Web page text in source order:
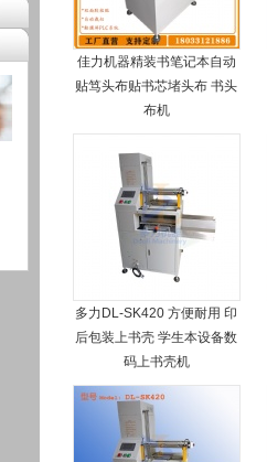
佳力机器精装书笔记本自动
贴笃头布贴书芯堵头布 书头
布机
多力DL-SK420 方便耐用 印
后包装上书壳 学生本设备数
码上书壳机